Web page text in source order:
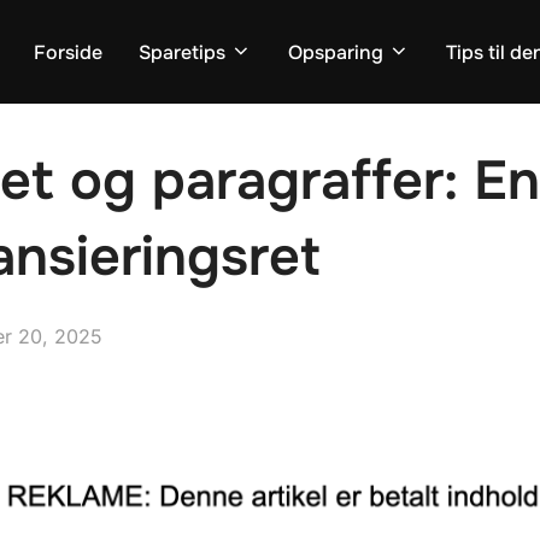
Forside Sparetips Opsparing Tips til
og paragraffer:
20, 2025